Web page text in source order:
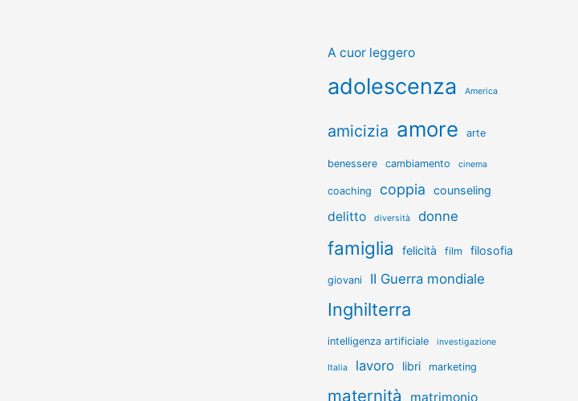
A cuor leggero
adolescenza America
amicizia amore arte
benessere cambiamento cinema
coaching coppia counseling
delitto diversità donne
famiglia felicità film filosofia
giovani II Guerra mondiale
Inghilterra
intelligenza artificiale investigazione
Italia lavoro libri marketing
maternità matrimonio